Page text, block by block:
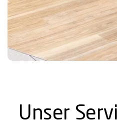
Unser